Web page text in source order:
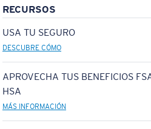
RECURSOS
USA TU SEGURO
DESCUBRE CÓMO
APROVECHA TUS BENEFICIOS
HSA
MÁS INFORMACIÓN